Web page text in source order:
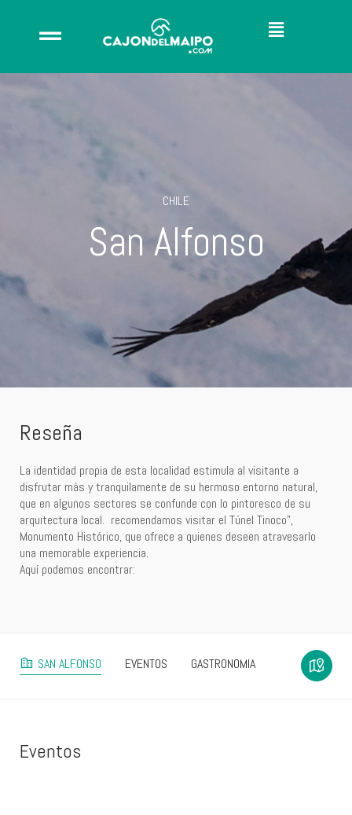
CHILE
San Alfonso
Reseña
La identidad propia de esta localidad estimula al visitante a
disfrutar más y tranquilamente de su hermoso entorno natural,
que en algunos sectores se confunde con lo pintoresco de su
arquitectura local. recomendamos visitar el Túnel Tinoco”,
Monumento Histórico, que ofrece a quienes deseen atravesarlo
una memorable experiencia.
Aquí podemos encontrar:
SAN ALFONSO EVENTOS GASTRONOMIA ALOJAMIENTOS
Eventos